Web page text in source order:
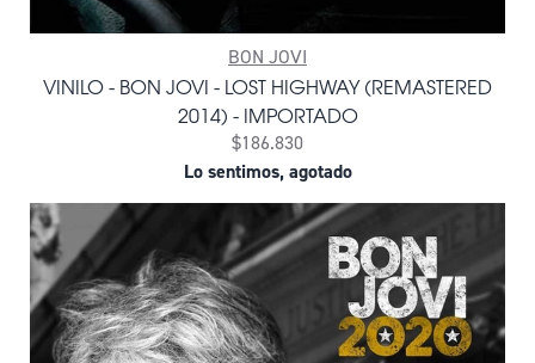
BON JOVI
VINILO - BON JOVI - LOST HIGHWAY (REMASTERED
2014) - IMPORTADO
$186.830
Lo sentimos, agotado